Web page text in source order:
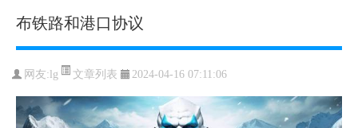
布铁路和港口协议
网友:lg 文章列表 2024-04-16 07:11:06